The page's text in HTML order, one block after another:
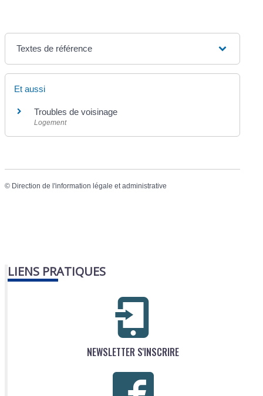
Textes de référence
Et aussi
Troubles de voisinage
Logement
© Direction de l'information légale et administrative
LIENS PRATIQUES
NEWSLETTER S'INSCRIRE